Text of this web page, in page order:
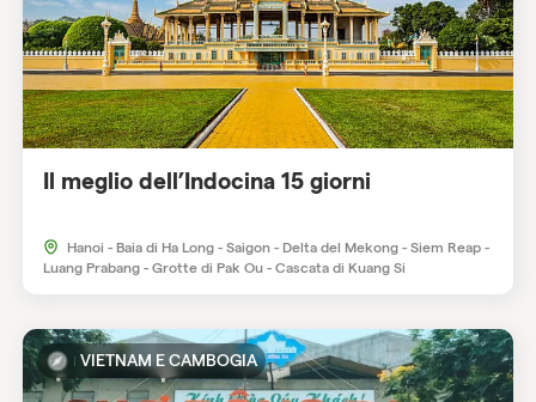
Il meglio dell’Indocina 15 giorni
Hanoi - Baia di Ha Long - Saigon - Delta del Mekong - Siem Reap -
Luang Prabang - Grotte di Pak Ou - Cascata di Kuang Si
VIETNAM E CAMBOGIA